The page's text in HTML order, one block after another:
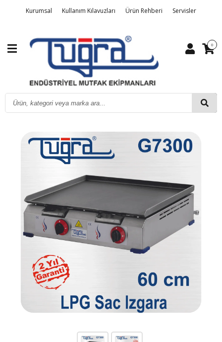
Kurumsal Kullanım Kılavuzları Ürün Rehberi Servisler
0